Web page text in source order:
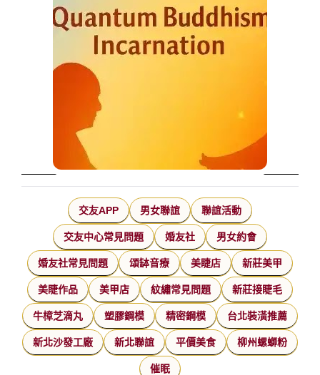
交友APP 男女聯誼 聯誼活動
交友中心常見問題 婚友社 男女約會
婚友社常見問題 頌缽音療 美睫店 新莊美甲
美睫作品 美甲店 紋繡常見問題 新莊接睫毛
牛樟芝滴丸 塑膠鋼模 精密鋼模 台北裝潢推薦
新北沙發工廠 新北聯誼 平價美食 柳州螺螄粉
催眠